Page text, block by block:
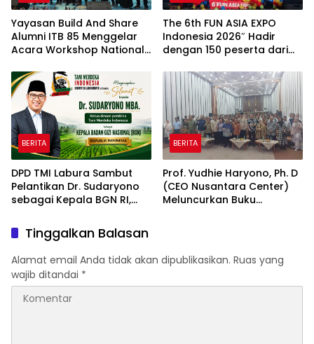
Yayasan Build And Share
Alumni ITB 85 Menggelar
Acara Workshop National
2026 & Dibuka Resmi
Pramono Anung (Gubernur
DKI Jakarta)
The 6th FUN ASIA EXPO
Indonesia 2026″ Hadir
dengan 150 peserta dari
Industri Taman Rekreasi
dan Ekosistem Pariwisata
di Tanah Air
BERITA
DPD TMI Labura Sambut
Pelantikan Dr. Sudaryono
sebagai Kepala BGN RI,
Ketahanan Pangan dan
Gizi Nasional
BERITA
Prof. Yudhie Haryono, Ph. D
(CEO Nusantara Center)
Meluncurkan Buku
Simposium Nasional
bertema “Urgensi Undang-
Tinggalkan Balasan
Alamat email Anda tidak akan dipublikasikan. Ruas yang
wajib ditandai *